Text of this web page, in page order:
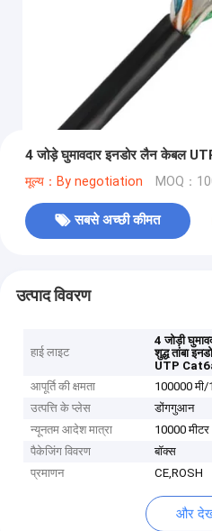
4 जोड़े घुमावदार इनडोर लैन केबल
मूल्य：By negotiation MOQ：
सबसे अच्छी कीमत
उत्पाद विवरण
हाई लाइट
4 जोड़ी
शुद्ध तांबा
UTP
आपूर्ति की क्षमता
100000 मी/
उत्पत्ति के प्लेस
डोंगगुआन
न्यूनतम आदेश मात्रा
10000 मीटर
पैकेजिंग विवरण
बॉक्स
प्रमाणन
CE,ROSH
और